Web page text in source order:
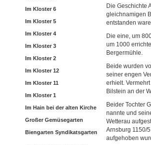
Im Kloster 6
Im Kloster 5
Im Kloster 4
Im Kloster 3
Im Kloster 2
Im Kloster 12
Im Kloster 11
Im Kloster 1
Im Hain bei der alten Kirche
Großer Gemüsegarten
Biengarten Syndikatsgarten
Die Geschichte
gleichnamigen
entstanden
Die eine, um
um 1000
Bergermühle.
Beide wurden
seiner engen
erhielt.
Bilstein an der
Beider Tochter
nannte und
Wetterau
Arnsburg 1150/
aufgehoben